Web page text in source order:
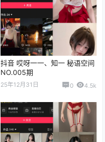
抖音 哎呀一一、知一 秘语空间
NO.005期
25年12月31日 0 4.5k